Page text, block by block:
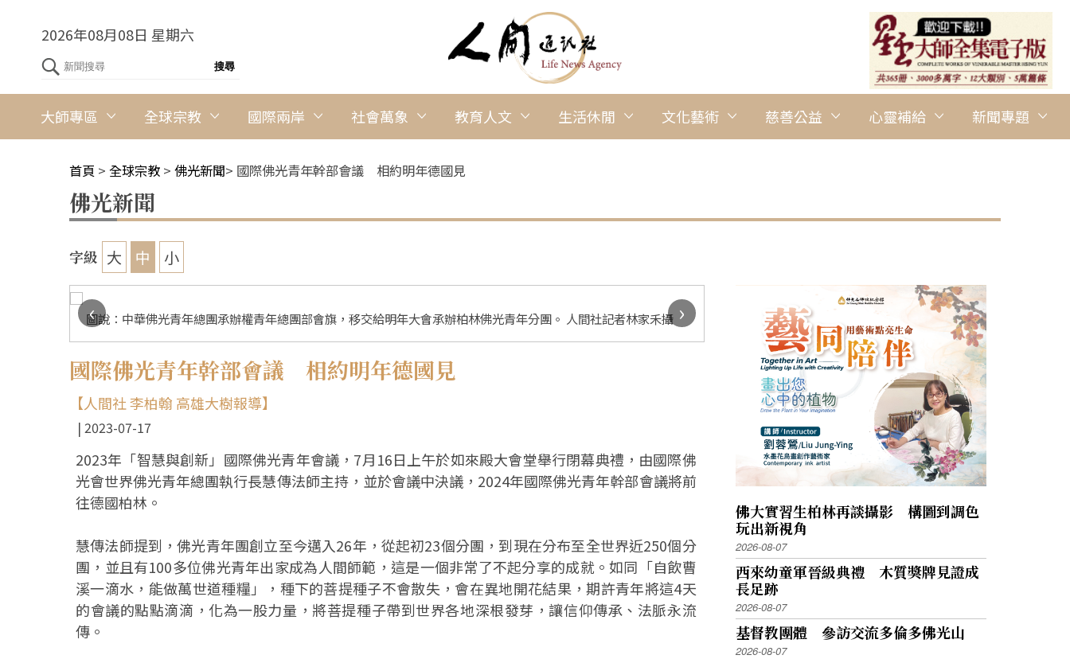
2026年08月08日 星期六
大師專區 全球宗教 國際兩岸 社會萬象 教育人文 生活休閒 文化藝術 慈善公益 心靈補給 新聞專題
首頁 > 全球宗教 > 佛光新聞> 國際佛光青年幹部會議 相約明年德國見
佛光新聞
字級 大 中 小
圖說：中華佛光青年總團承辦權青年總團部會旗，移交給明年大會承辦柏林佛光青年分團。 人間社記者林家禾攝 圖說：2023年國際佛光青年會議閉幕典禮，世界佛光青年總團執
‹
›
國際佛光青年幹部會議 相約明年德國見
【人間社 李柏翰 高雄大樹報導】
2023-07-17
2023年「智慧與創新」國際佛光青年會議，7月16日上午於如來殿大會堂舉行閉幕典禮，由國際佛
光會世界佛光青年總團執行長慧傳法師主持，並於會議中決議，2024年國際佛光青年幹部會議將前
往德國柏林。
慧傳法師提到，佛光青年團創立至今邁入26年，從起初23個分團，到現在分布至全世界近250個分
團，並且有100多位佛光青年出家成為人間師範，這是一個非常了不起分享的成就。如同「自飲曹
溪一滴水，能做萬世道種糧」，種下的菩提種子不會散失，會在異地開花結果，期許青年將這4天
的會議的點點滴滴，化為一股力量，將菩提種子帶到世界各地深根發芽，讓信仰傳承、法脈永流
傳。
佛大實習生柏林再談攝影 構圖到調色
玩出新視角
2026-08-07
西來幼童軍晉級典禮 木質獎牌見證成
長足跡
2026-08-07
基督教團體 參訪交流多倫多佛光山
2026-08-07